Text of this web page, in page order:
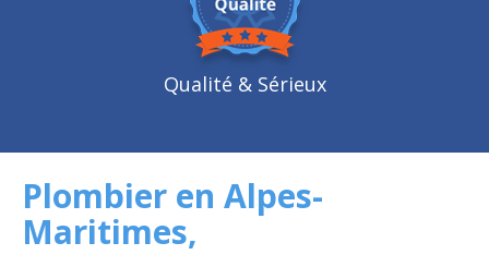
Qualité & Sérieux
Plombier en Alpes-
Maritimes,